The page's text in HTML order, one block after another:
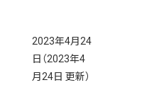
2023年4月24
日 （2023年4
月24日 更新）